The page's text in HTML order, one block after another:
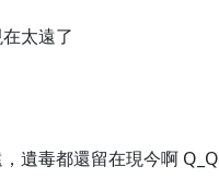
太遠了
遺毒都還留在現今啊 Q_Q